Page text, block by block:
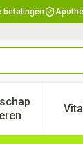
betalingen
en hygiëne
voeding
submenu